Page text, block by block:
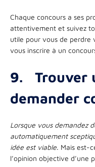
Chaque concours a ses
attentivement et suivez
utile pour vous de perdre
vous inscrire à un
9. Trouver
demander
Lorsque vous demandez
automatiquement
idée est viable. Mais est-
l’opinion objective d’une